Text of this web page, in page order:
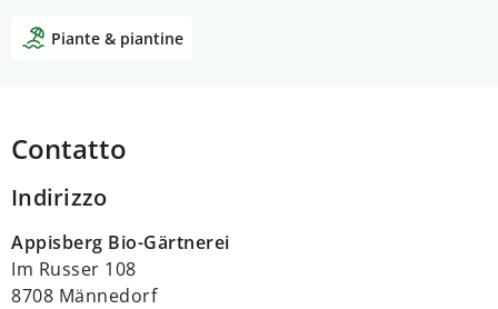
Piante & piantine
Contatto
Indirizzo
Appisberg Bio-Gärtnerei
Im Russer 108
8708 Männedorf